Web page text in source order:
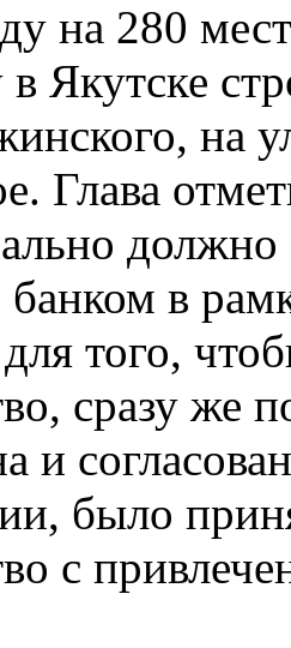
на 280
Якутске
на
Глава
в
того,
сразу же
и
было
с